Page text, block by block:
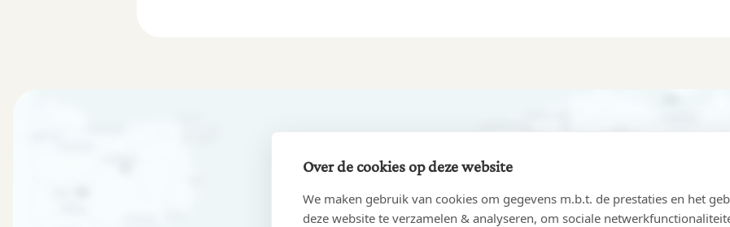
Over de cookies op deze website
We maken gebruik van cookies om gegevens m.b.t. de prestaties en het
deze website te verzamelen & analyseren, om sociale